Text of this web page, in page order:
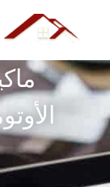
المحتوى